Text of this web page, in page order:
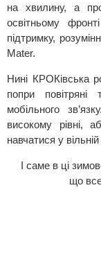
на хвилину, а
освітньому
підтримку,
Mater.
Нині КРОКівська
попри повітряні
мобільного
високому рівні,
навчатися у
І саме в ці
що